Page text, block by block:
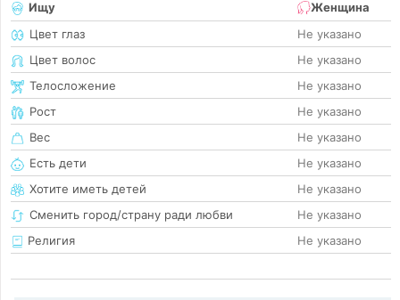
Ищу
Женщина
Цвет глаз
Не указано
Цвет волос
Не указано
Телосложение
Не указано
Рост
Не указано
Вес
Не указано
Есть дети
Не указано
Хотите иметь детей
Не указано
Сменить город/страну ради любви
Не указано
Религия
Не указано